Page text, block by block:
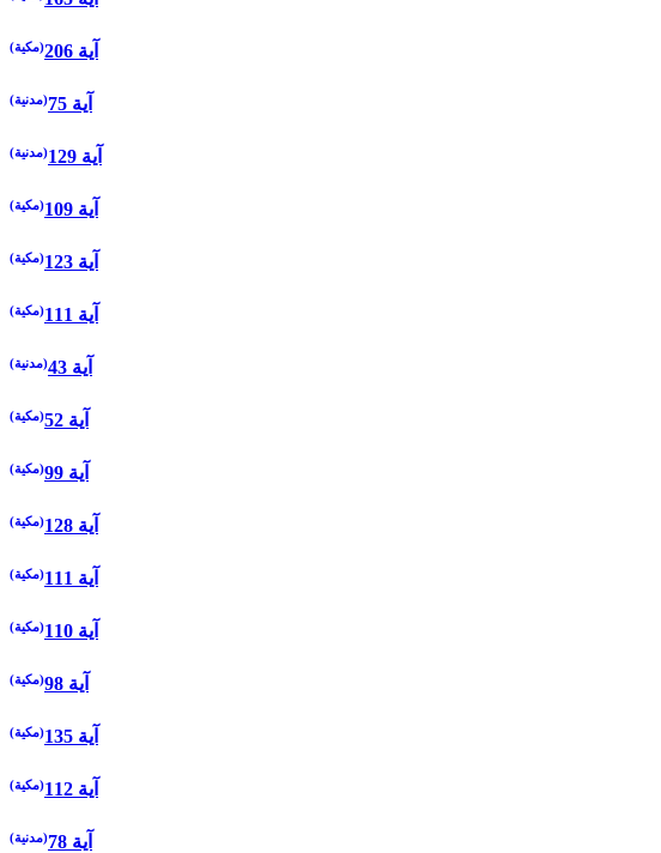
(مكية) 206 آية
(مدنية) 75 آية
(مدنية) 129 آية
(مكية) 109 آية
(مكية) 123 آية
(مكية) 111 آية
(مدنية) 43 آية
(مكية) 52 آية
(مكية) 99 آية
(مكية) 128 آية
(مكية) 111 آية
(مكية) 110 آية
(مكية) 98 آية
(مكية) 135 آية
(مكية) 112 آية
(مدنية) 78 آية